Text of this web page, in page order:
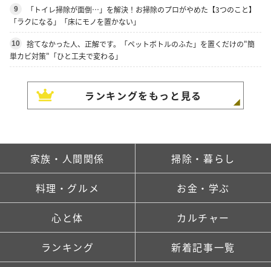
9
「トイレ掃除が面倒…」を解決！お掃除のプロがやめた【3つのこと】
「ラクになる」「床にモノを置かない」
10
捨てなかった人、正解です。「ペットボトルのふた」を置くだけの"簡
単カビ対策"「ひと工夫で変わる」
ランキングをもっと見る
家族・人間関係 掃除・暮らし
料理・グルメ お金・学ぶ
心と体 カルチャー
ランキング 新着記事一覧